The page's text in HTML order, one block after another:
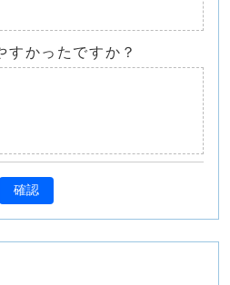
すかったですか？
確認